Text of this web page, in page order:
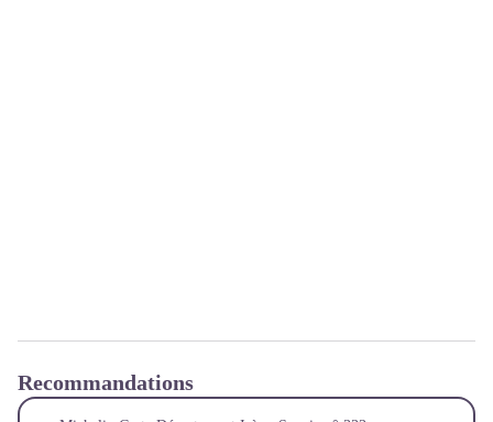
Recommandations